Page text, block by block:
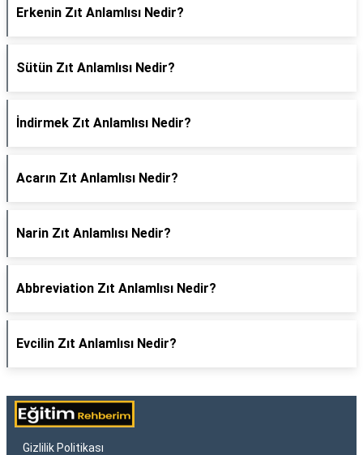
Erkenin Zıt Anlamlısı Nedir?
Sütün Zıt Anlamlısı Nedir?
İndirmek Zıt Anlamlısı Nedir?
Acarın Zıt Anlamlısı Nedir?
Narin Zıt Anlamlısı Nedir?
Abbreviation Zıt Anlamlısı Nedir?
Evcilin Zıt Anlamlısı Nedir?
Gizlilik Politikası